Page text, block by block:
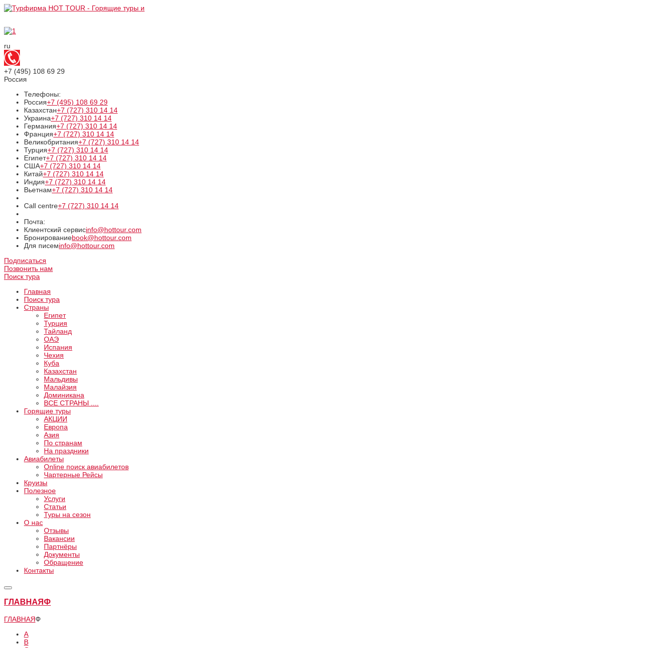
ru
+7 (495) 108 69 29
Россия
Телефоны:
Россия+7 (495) 108 69 29
Казахстан+7 (727) 310 14 14
Украина+7 (727) 310 14 14
Германия+7 (727) 310 14 14
Франция+7 (727) 310 14 14
Великобритания+7 (727) 310 14 14
Турция+7 (727) 310 14 14
Египет+7 (727) 310 14 14
США+7 (727) 310 14 14
Китай+7 (727) 310 14 14
Индия+7 (727) 310 14 14
Вьетнам+7 (727) 310 14 14
Call centre+7 (727) 310 14 14
Почта:
Клиентский сервисinfo@hottour.com
Бронированиеbook@hottour.com
Для писемinfo@hottour.com
Подписаться
Позвонить нам
Поиск тура
Главная
Поиск тура
Страны
Египет
Турция
Тайланд
ОАЭ
Испания
Чехия
Куба
Казахстан
Мальдивы
Малайзия
Доминикана
ВCE СТРАНЫ ....
Горящие туры
АКЦИИ
Европа
Азия
По странам
На праздники
Авиабилеты
Online поиск авиабилетов
Чартерные Рейсы
Круизы
Полезное
Услуги
Статьи
Туры на сезон
О нас
Отзывы
Вакансии
Партнёры
Документы
Обращение
Контакты
ГЛАВНАЯФ
ГЛАВНАЯФ
А
B